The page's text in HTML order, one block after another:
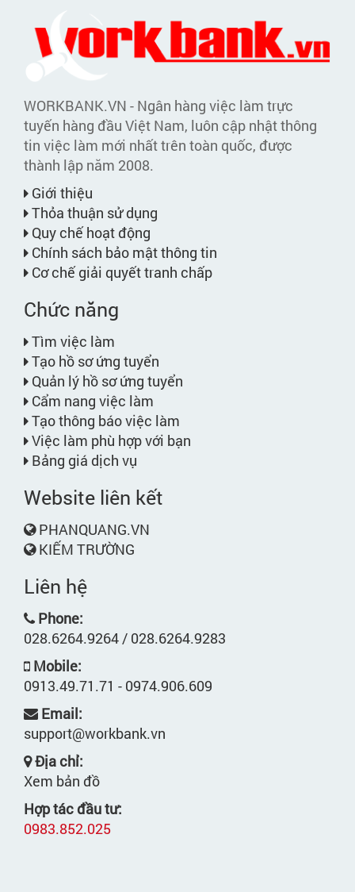
WORKBANK.VN - Ngân hàng việc làm trực
tuyến hàng đầu Việt Nam, luôn cập nhật thông
tin việc làm mới nhất trên toàn quốc, được
thành lập năm 2008.
Giới thiệu
Thỏa thuận sử dụng
Quy chế hoạt động
Chính sách bảo mật thông tin
Cơ chế giải quyết tranh chấp
Chức năng
Tìm việc làm
Tạo hồ sơ ứng tuyển
Quản lý hồ sơ ứng tuyển
Cẩm nang việc làm
Tạo thông báo việc làm
Việc làm phù hợp với bạn
Bảng giá dịch vụ
Website liên kết
PHANQUANG.VN
KIẾM TRƯỜNG
Liên hệ
Phone:
028.6264.9264 / 028.6264.9283
Mobile:
0913.49.71.71 - 0974.906.609
Email:
support@workbank.vn
Địa chỉ:
Xem bản đồ
Hợp tác đầu tư:
0983.852.025